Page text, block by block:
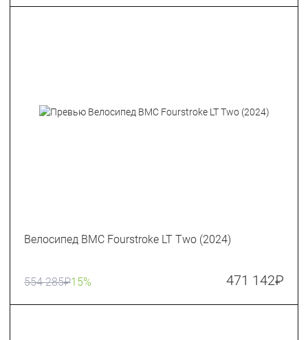
Велосипед BMC Fourstroke LT Two (2024)
554 285₽15% 471 142₽